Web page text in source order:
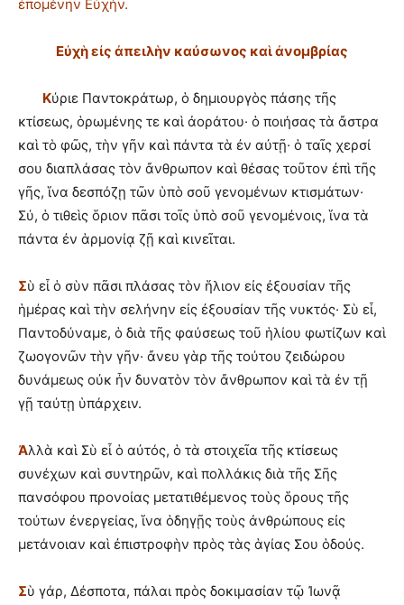
ἑπομένην Εὐχήν.
Εὐχὴεἰς ἀπειλὴν καύσωνος καὶ ἀνομβρίας
Κύριε Παντοκράτωρ, ὁ δημιουργὸς πάσης τῆς
κτίσεως, ὁρωμένης τε καὶ ἀοράτου· ὁ ποιήσας τὰ ἄστρα
καὶ τὸ φῶς, τὴν γῆν καὶ πάντα τὰ ἐν αὐτῇ· ὁ ταῖς χερσί
σου διαπλάσας τὸν ἄνθρωπον καὶ θέσας τοῦτον ἐπὶ τῆς
γῆς, ἵνα δεσπόζῃ τῶν ὑπὸ σοῦ γενομένων κτισμάτων·
Σύ, ὁ τιθεὶς ὅριον πᾶσι τοῖς ὑπὸ σοῦ γενομένοις, ἵνα τὰ
πάντα ἐν ἁρμονίᾳ ζῇ καὶ κινεῖται.
Σὺ εἶ ὁ σὺν πᾶσι πλάσας τὸν ἥλιον εἰς ἐξουσίαν τῆς
ἡμέρας καὶ τὴν σελήνην εἰς ἐξουσίαν τῆς νυκτός· Σὺ εἶ,
Παντοδύναμε, ὁ διὰ τῆς φαύσεως τοῦ ἡλίου φωτίζων καὶ
ζωογονῶν τὴν γῆν· ἄνευ γὰρ τῆς τούτου ζειδώρου
δυνάμεως οὐκ ἦν δυνατὸν τὸν ἄνθρωπον καὶ τὰ ἐν τῇ
γῇ ταύτῃ ὑπάρχειν.
Ἀλλὰ καὶ Σὺ εἶ ὁ αὐτός, ὁ τὰ στοιχεῖα τῆς κτίσεως
συνέχων καὶ συντηρῶν, καὶ πολλάκις διὰ τῆς Σῆς
πανσόφου προνοίας μετατιθέμενος τοὺς ὅρους τῆς
τούτων ἐνεργείας, ἵνα ὁδηγῇς τοὺς ἀνθρώπους εἰς
μετάνοιαν καὶ ἐπιστροφὴν πρὸς τὰς ἁγίας Σου ὁδούς.
Σὺ γάρ, Δέσποτα, πάλαι πρὸς δοκιμασίαν τῷ Ἰωνᾷ